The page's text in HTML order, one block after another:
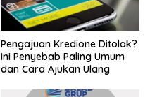
Pengajuan Kredione Ditolak?
Ini Penyebab Paling Umum
dan Cara Ajukan Ulang